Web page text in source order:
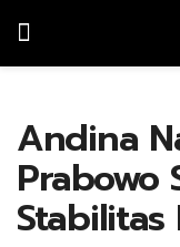
Andina
Prabowo
Stabilitas